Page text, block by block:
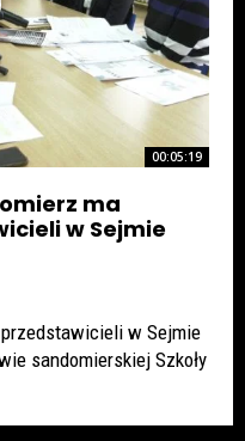
00:05:19
ma
w Sejmie
w Sejmie
sandomierskiej Szkoły